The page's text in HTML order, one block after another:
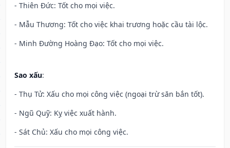
- Thiên Đức: Tốt cho mọi việc.
- Mẫu Thương: Tốt cho việc khai trương hoặc cầu tài lộc.
- Minh Đường Hoàng Đạo: Tốt cho mọi việc.
Sao xấu:
- Thụ Tử: Xấu cho mọi công việc (ngoại trừ săn bắn tốt).
- Ngũ Quỹ: Kỵ việc xuất hành.
- Sát Chủ: Xấu cho mọi công việc.